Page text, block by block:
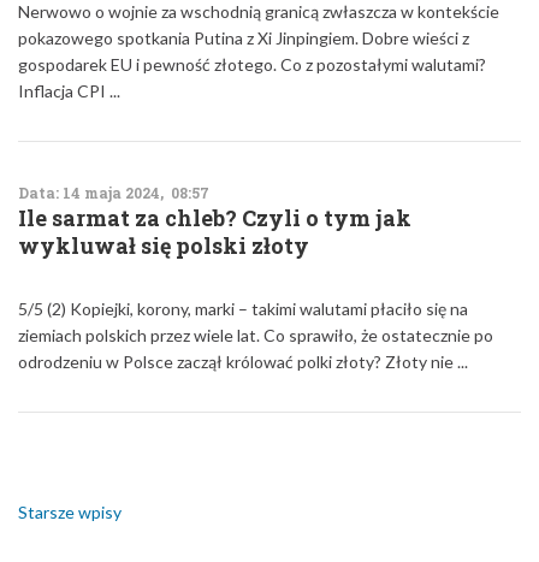
Nerwowo o wojnie za wschodnią granicą zwłaszcza w kontekście
pokazowego spotkania Putina z Xi Jinpingiem. Dobre wieści z
gospodarek EU i pewność złotego. Co z pozostałymi walutami?
Inflacja CPI ...
Data: 14 maja 2024, 08:57
Ile sarmat za chleb? Czyli o tym jak
wykluwał się polski złoty
5/5 (2) Kopiejki, korony, marki – takimi walutami płaciło się na
ziemiach polskich przez wiele lat. Co sprawiło, że ostatecznie po
odrodzeniu w Polsce zaczął królować polki złoty? Złoty nie ...
wpisach
Starsze wpisy